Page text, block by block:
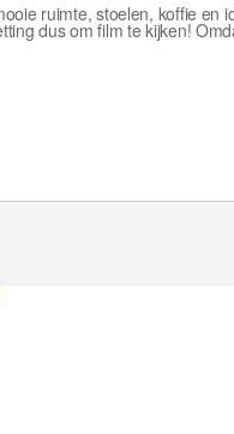
ruimte, stoelen, koffie en
dus om film te kijken!